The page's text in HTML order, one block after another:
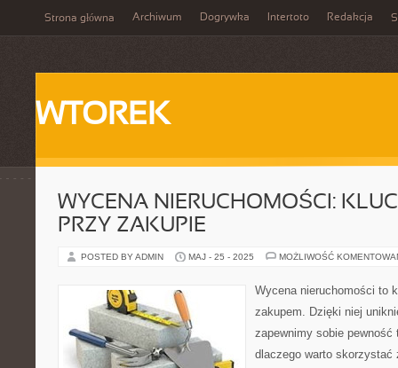
Strona główna Archiwum Dogrywka Intertoto Redakcja
WTOREK
WYCENA NIERUCHOMOŚCI:
PRZY ZAKUPIE
POSTED BY ADMIN MAJ - 25 - 2025 MOŻLIWOŚĆ
Wycena nieruchomości to
zakupem. Dzięki niej
zapewnimy sobie
dlaczego warto skorzystać